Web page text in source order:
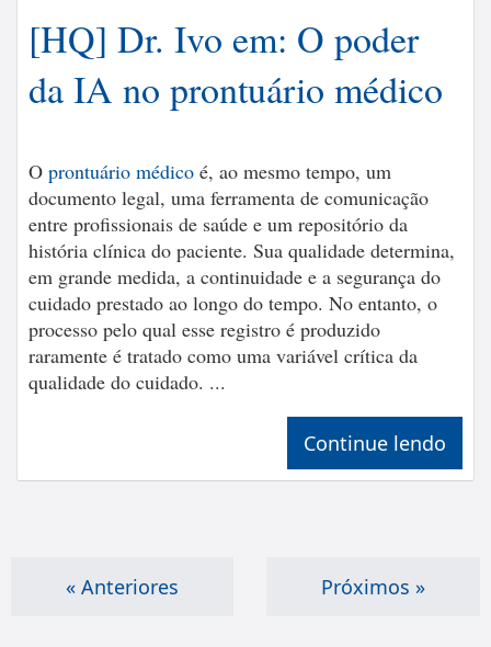
[HQ] Dr. Ivo em: O poder
da IA no prontuário médico
O prontuário médico é, ao mesmo tempo, um
documento legal, uma ferramenta de comunicação
entre profissionais de saúde e um repositório da
história clínica do paciente. Sua qualidade determina,
em grande medida, a continuidade e a segurança do
cuidado prestado ao longo do tempo. No entanto, o
processo pelo qual esse registro é produzido
raramente é tratado como uma variável crítica da
qualidade do cuidado. ...
Continue lendo
Próximos »
« Anteriores